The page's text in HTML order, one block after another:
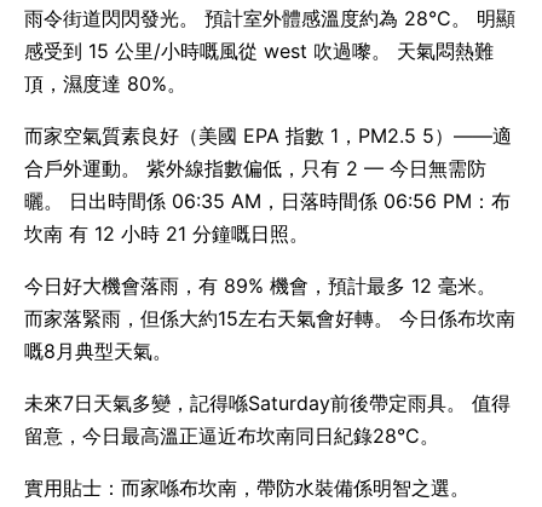
雨令街道閃閃發光。 預計室外體感溫度約為 28°C。 明顯
感受到 15 公里/小時嘅風從 west 吹過嚟。 天氣悶熱難
頂，濕度達 80%。
而家空氣質素良好（美國 EPA 指數 1，PM2.5 5）——適
合戶外運動。 紫外線指數偏低，只有 2 — 今日無需防
曬。 日出時間係 06:35 AM，日落時間係 06:56 PM：布
坎南 有 12 小時 21 分鐘嘅日照。
今日好大機會落雨，有 89% 機會，預計最多 12 毫米。
而家落緊雨，但係大約15左右天氣會好轉。 今日係布坎南
嘅8月典型天氣。
未來7日天氣多變，記得喺Saturday前後帶定雨具。 值得
留意，今日最高溫正逼近布坎南同日紀錄28°C。
實用貼士：而家喺布坎南，帶防水裝備係明智之選。